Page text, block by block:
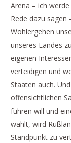
Arena – ich
Rede dazu sagen
Wohlergehen
unseres Landes
eigenen
verteidigen und
Staaten auch.
offensichtlichen
führen will und
wählt, wird
Standpunkt zu